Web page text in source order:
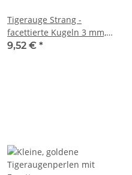
Tigerauge Strang -
facettierte Kugeln 3 mm,
goldbraun, Länge 38,5cm
9,52 € *